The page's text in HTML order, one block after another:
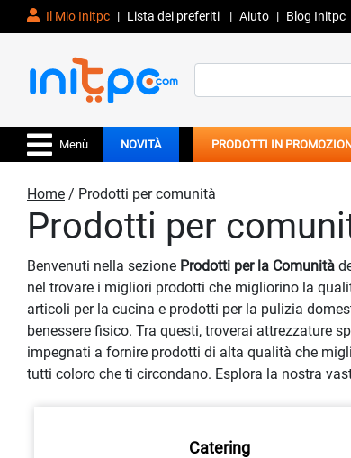
Il Mio Initpc | Lista dei preferiti | Aiuto | Blog Initpc
for:
Menù NOVITÀ PRODOTTI IN
Home / Prodotti per comunità
Prodotti per
Benvenuti nella sezione Prodotti per la Comunità
nel trovare i migliori prodotti che migliorino la
articoli per la cucina e prodotti per la pulizia
benessere fisico. Tra questi, troverai attrezzature
impegnati a fornire prodotti di alta qualità che
tutti coloro che ti circondano. Esplora la nostra
Catering